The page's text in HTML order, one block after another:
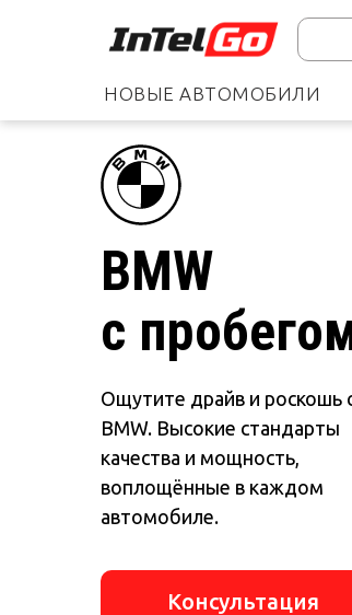
НОВЫЕ АВТОМОБИЛИ
Ощутите драйв и роскошь
BMW. Высокие стандарты
качества и мощность,
воплощённые в каждом
автомобиле.
BMW
с
Консультация